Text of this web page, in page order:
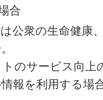
合
公衆の生命健康
のサービス向上
報を利用する場